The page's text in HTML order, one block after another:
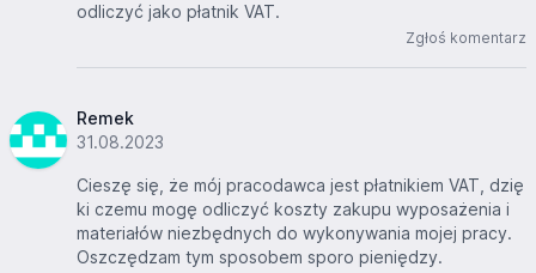
odliczyć jako płatnik VAT.
Zgłoś komentarz
Remek
31.08.2023
Cieszę się, że mój pracodawca jest płatnikiem VAT, dzię
ki czemu mogę odliczyć koszty zakupu wyposażenia i
materiałów niezbędnych do wykonywania mojej pracy.
Oszczędzam tym sposobem sporo pieniędzy.